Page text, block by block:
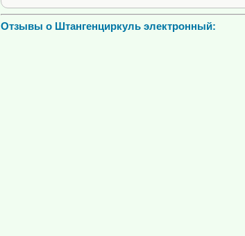
Отзывы о Штангенциркуль электронный: